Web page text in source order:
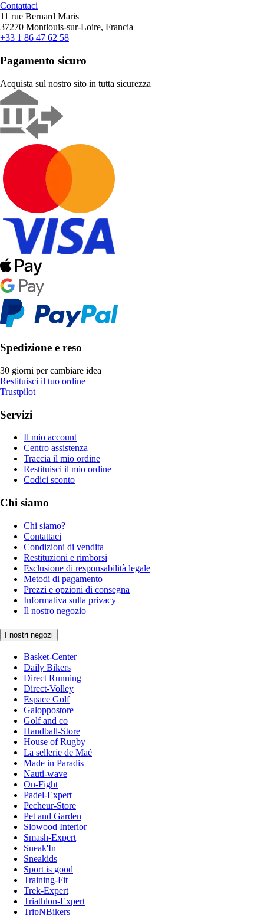
Contattaci
11 rue Bernard Maris
37270 Montlouis-sur-Loire, Francia
+33 1 86 47 62 58
Pagamento sicuro
Acquista sul nostro sito in tutta sicurezza
Spedizione e reso
30 giorni per cambiare idea
Restituisci il tuo ordine
Trustpilot
Servizi
Il mio account
Centro assistenza
Traccia il mio ordine
Restituisci il mio ordine
Codici sconto
Chi siamo
Chi siamo?
Contattaci
Condizioni di vendita
Restituzioni e rimborsi
Esclusione di responsabilità legale
Metodi di pagamento
Prezzi e opzioni di consegna
Informativa sulla privacy
Il nostro negozio
I nostri negozi
Basket-Center
Daily Bikers
Direct Running
Direct-Volley
Espace Golf
Galoppostore
Golf and co
Handball-Store
House of Rugby
La sellerie de Maé
Made in Paradis
Nauti-wave
On-Fight
Padel-Expert
Pecheur-Store
Pet and Garden
Slowood Interior
Smash-Expert
Sneak'In
Sneakids
Sport is good
Training-Fit
Trek-Expert
Triathlon-Expert
TripNBikers